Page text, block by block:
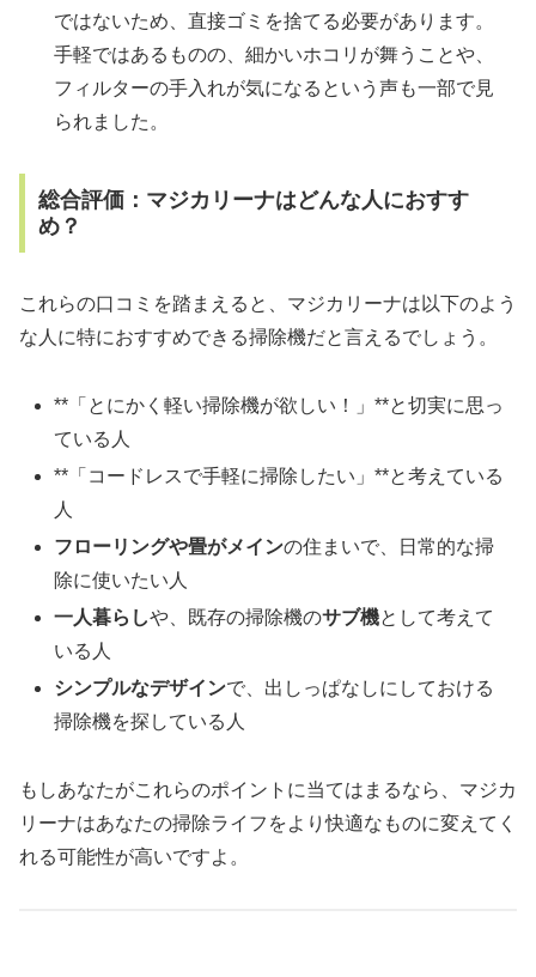
ではないため、直接ゴミを捨てる必要があります。
手軽ではあるものの、細かいホコリが舞うことや、
フィルターの手入れが気になるという声も一部で見
られました。
総合評価：マジカリーナはどんな人におすす
め？
これらの口コミを踏まえると、マジカリーナは以下のよう
な人に特におすすめできる掃除機だと言えるでしょう。
**「とにかく軽い掃除機が欲しい！」**と切実に思っ
ている人
**「コードレスで手軽に掃除したい」**と考えている
人
フローリングや畳がメインの住まいで、日常的な掃
除に使いたい人
一人暮らしや、既存の掃除機のサブ機として考えて
いる人
シンプルなデザインで、出しっぱなしにしておける
掃除機を探している人
もしあなたがこれらのポイントに当てはまるなら、マジカ
リーナはあなたの掃除ライフをより快適なものに変えてく
れる可能性が高いですよ。